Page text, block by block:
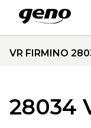
VR FIRMINO
28034